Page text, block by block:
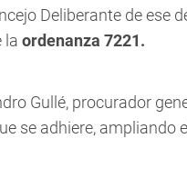
Deliberante de ese
la ordenanza 7221.
Gullé, procurador
se adhiere, ampliando